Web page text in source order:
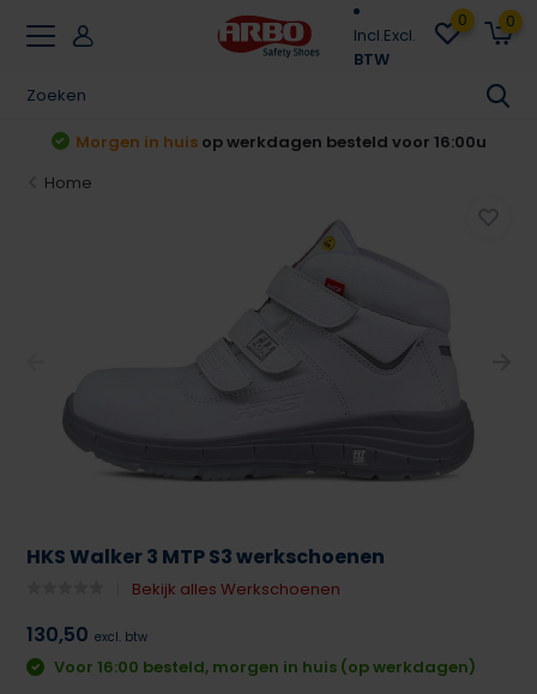
Incl.Excl.
BTW
0 0
voor 16:00u Achteraf betalenKlarna &
Home
HKS Walker 3 MTP S3 werkschoenen
Bekijk alles Werkschoenen
130,50 excl. btw
Voor 16:00 besteld, morgen in huis (op werkdagen)